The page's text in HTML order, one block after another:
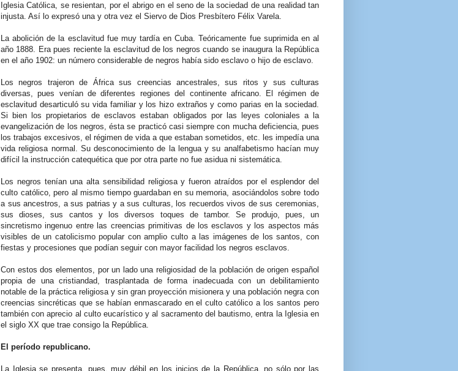
Iglesia Católica, se resientan, por el abrigo en el seno de la sociedad de una realidad tan
injusta. Así lo expresó una y otra vez el Siervo de Dios Presbítero Félix Varela.
La abolición de la esclavitud fue muy tardía en Cuba. Teóricamente fue suprimida en al
año 1888. Era pues reciente la esclavitud de los negros cuando se inaugura la República
en el año 1902: un número considerable de negros había sido esclavo o hijo de esclavo.
Los negros trajeron de África sus creencias ancestrales, sus ritos y sus culturas
diversas, pues venían de diferentes regiones del continente africano. El régimen de
esclavitud desarticuló su vida familiar y los hizo extraños y como parias en la sociedad.
Si bien los propietarios de esclavos estaban obligados por las leyes coloniales a la
evangelización de los negros, ésta se practicó casi siempre con mucha deficiencia, pues
los trabajos excesivos, el régimen de vida a que estaban sometidos, etc. les impedía una
vida religiosa normal. Su desconocimiento de la lengua y su analfabetismo hacían muy
difícil la instrucción catequética que por otra parte no fue asidua ni sistemática.
Los negros tenían una alta sensibilidad religiosa y fueron atraídos por el esplendor del
culto católico, pero al mismo tiempo guardaban en su memoria, asociándolos sobre todo
a sus ancestros, a sus patrias y a sus culturas, los recuerdos vivos de sus ceremonias,
sus dioses, sus cantos y los diversos toques de tambor. Se produjo, pues, un
sincretismo ingenuo entre las creencias primitivas de los esclavos y los aspectos más
visibles de un catolicismo popular con amplio culto a las imágenes de los santos, con
fiestas y procesiones que podían seguir con mayor facilidad los negros esclavos.
Con estos dos elementos, por un lado una religiosidad de la población de origen español
propia de una cristiandad, trasplantada de forma inadecuada con un debilitamiento
notable de la práctica religiosa y sin gran proyección misionera y una población negra con
creencias sincréticas que se habían enmascarado en el culto católico a los santos pero
también con aprecio al culto eucarístico y al sacramento del bautismo, entra la Iglesia en
el siglo XX que trae consigo la República.
El período republicano.
La Iglesia se presenta, pues, muy débil en los inicios de la República, no sólo por las